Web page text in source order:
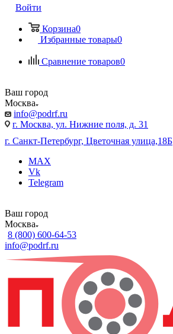
Войти
Корзина0
Избранные товары0
Сравнение товаров0
Ваш город
Москва
info@podrf.ru
г. Москва, ул. Нижние поля, д. 31
г. Санкт-Петербург, Цветочная улица,18Б
MAX
Vk
Telegram
Ваш город
Москва
8 (800) 600-64-53
info@podrf.ru